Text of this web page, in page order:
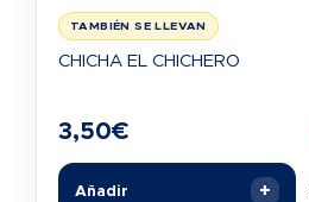
TAMBIÉN SE LLEVAN
CHICHA EL CHICHERO
3,50€
Añadir +